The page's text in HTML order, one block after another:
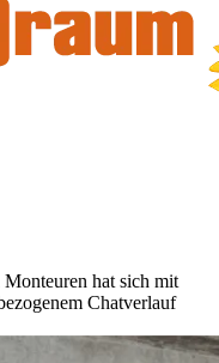
hat sich mit
Chatverlauf